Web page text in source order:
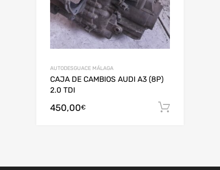
AUTODESGUACE MÁLAGA
CAJA DE CAMBIOS AUDI A3 (8P)
2.0 TDI
450,00€